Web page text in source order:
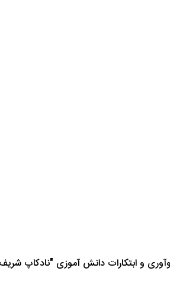
و ابتکارات دانش آموزی "نادکاپ